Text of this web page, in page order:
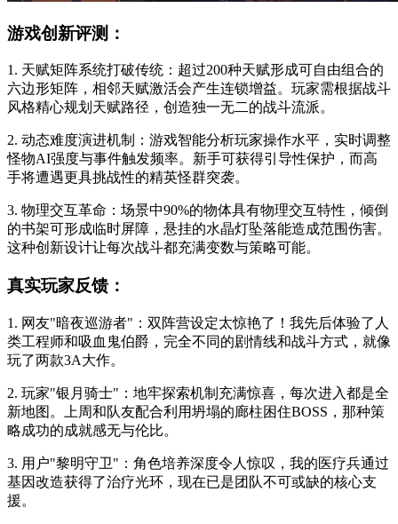
游戏创新评测：
1. 天赋矩阵系统打破传统：超过200种天赋形成可自由组合的
六边形矩阵，相邻天赋激活会产生连锁增益。玩家需根据战斗
风格精心规划天赋路径，创造独一无二的战斗流派。
2. 动态难度演进机制：游戏智能分析玩家操作水平，实时调整
怪物AI强度与事件触发频率。新手可获得引导性保护，而高
手将遭遇更具挑战性的精英怪群突袭。
3. 物理交互革命：场景中90%的物体具有物理交互特性，倾倒
的书架可形成临时屏障，悬挂的水晶灯坠落能造成范围伤害。
这种创新设计让每次战斗都充满变数与策略可能。
真实玩家反馈：
1. 网友"暗夜巡游者"：双阵营设定太惊艳了！我先后体验了人
类工程师和吸血鬼伯爵，完全不同的剧情线和战斗方式，就像
玩了两款3A大作。
2. 玩家"银月骑士"：地牢探索机制充满惊喜，每次进入都是全
新地图。上周和队友配合利用坍塌的廊柱困住BOSS，那种策
略成功的成就感无与伦比。
3. 用户"黎明守卫"：角色培养深度令人惊叹，我的医疗兵通过
基因改造获得了治疗光环，现在已是团队不可或缺的核心支
援。